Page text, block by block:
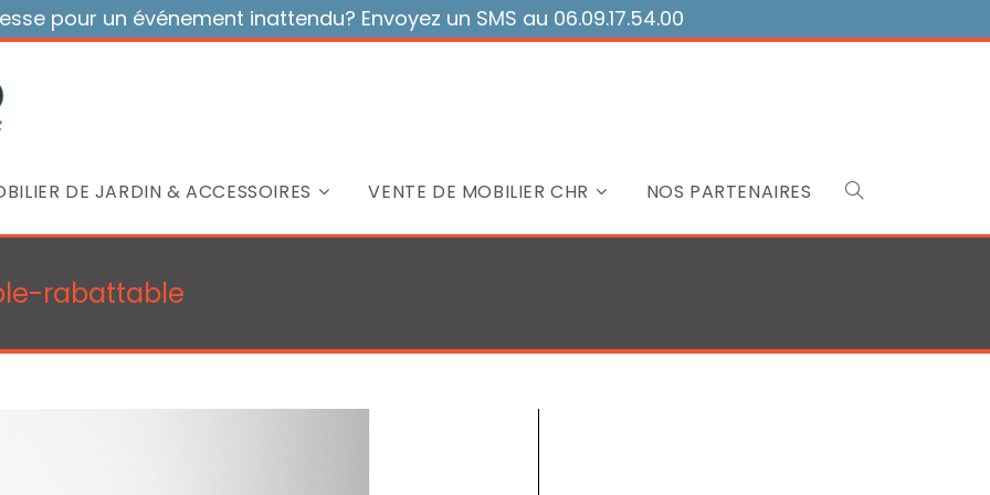
pour un événement inattendu? Envoyez un SMS au 06.09.17.54.00
DE JARDIN & ACCESSOIRES VENTE DE MOBILIER CHR NOS PARTENAIRES Toggle
search
rabattable